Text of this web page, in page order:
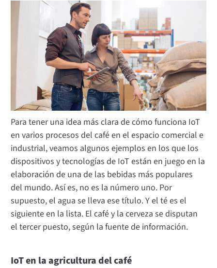
Para tener una idea más clara de cómo funciona IoT
en varios procesos del café en el espacio comercial e
industrial, veamos algunos ejemplos en los que los
dispositivos y tecnologías de IoT están en juego en la
elaboración de una de las bebidas más populares
del mundo. Así es, no es la número uno. Por
supuesto, el agua se lleva ese título. Y el té es el
siguiente en la lista. El café y la cerveza se disputan
el tercer puesto, según la fuente de información.
IoT en la agricultura del café